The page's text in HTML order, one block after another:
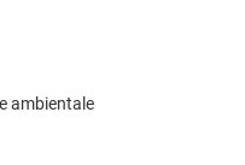
ambientale